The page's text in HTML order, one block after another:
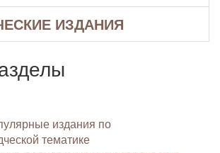
ИЗДАНИЯ
издания по
тематике